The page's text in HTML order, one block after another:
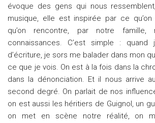
évoque des gens qui nous
musique, elle est inspirée par ce
qu’on rencontre, par notre famille,
connaissances. C’est simple :
d’écriture, je sors me balader dans mon
ce que je vois. On est à la fois dans la
dans la dénonciation. Et il nous arrive
second degré. On parlait de nos
on est aussi les héritiers de Guignol, un
on met en scène notre réalité, on